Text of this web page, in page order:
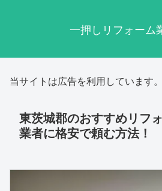
一押しリフォーム
当サイトは広告を利用しています。
東茨城郡のおすすめリフ
業者に格安で頼む方法！